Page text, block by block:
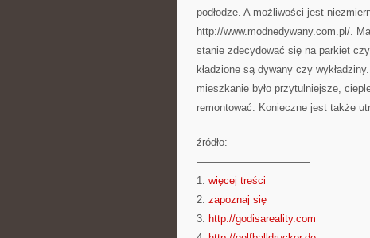
podłodze. A możliwości jest
http://www.modnedywany.com.pl/.
stanie zdecydować się na parkiet
kładzione są dywany czy
mieszkanie było przytulniejsze,
remontować. Konieczne jest także
źródło:
———————————
1. więcej treści
2. zapoznaj się
3. http://godisareality.com